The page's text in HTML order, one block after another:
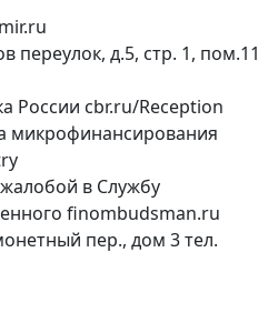
переулок, д.5, стр. 1, пом.11
России cbr.ru/Reception
микрофинансирования
в Службу
finombudsman.ru
пер., дом 3 тел.